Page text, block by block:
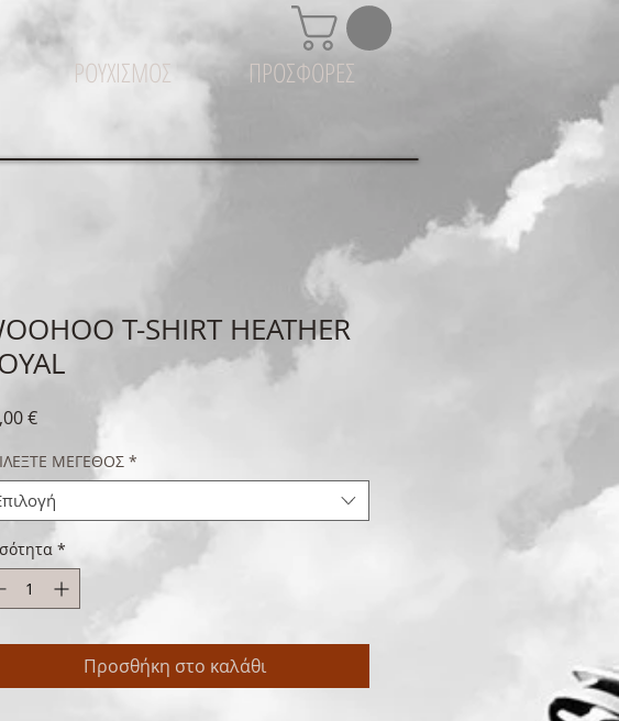
ΡΟΥΧΙΣΜΟΣ ΠΡΟΣΦΟΡΕΣ
T-SHIRT HEATHER
€Τιμή
ΜΕΓΕΘΟΣ *
*
Προσθήκη στο καλάθι